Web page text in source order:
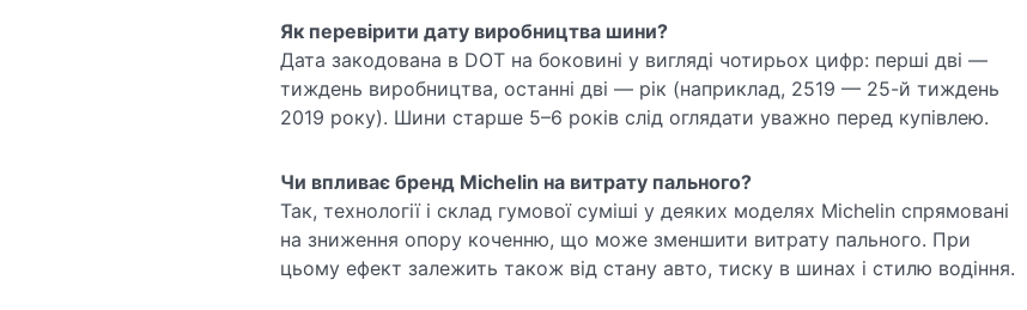
Як перевірити дату виробництва шини?
Дата закодована в DOT на боковині у вигляді чотирьох цифр: перші дві —
тиждень виробництва, останні дві — рік (наприклад, 2519 — 25-й тиждень
2019 року). Шини старше 5–6 років слід оглядати уважно перед купівлею.
Чи впливає бренд Michelin на витрату пального?
Так, технології і склад гумової суміші у деяких моделях Michelin спрямовані
на зниження опору коченню, що може зменшити витрату пального. При
цьому ефект залежить також від стану авто, тиску в шинах і стилю водіння.